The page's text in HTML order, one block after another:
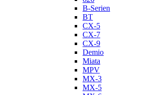
B-Serien
BT
CX-5
CX-7
CX-9
Demio
Miata
MPV
MX-3
MX-5